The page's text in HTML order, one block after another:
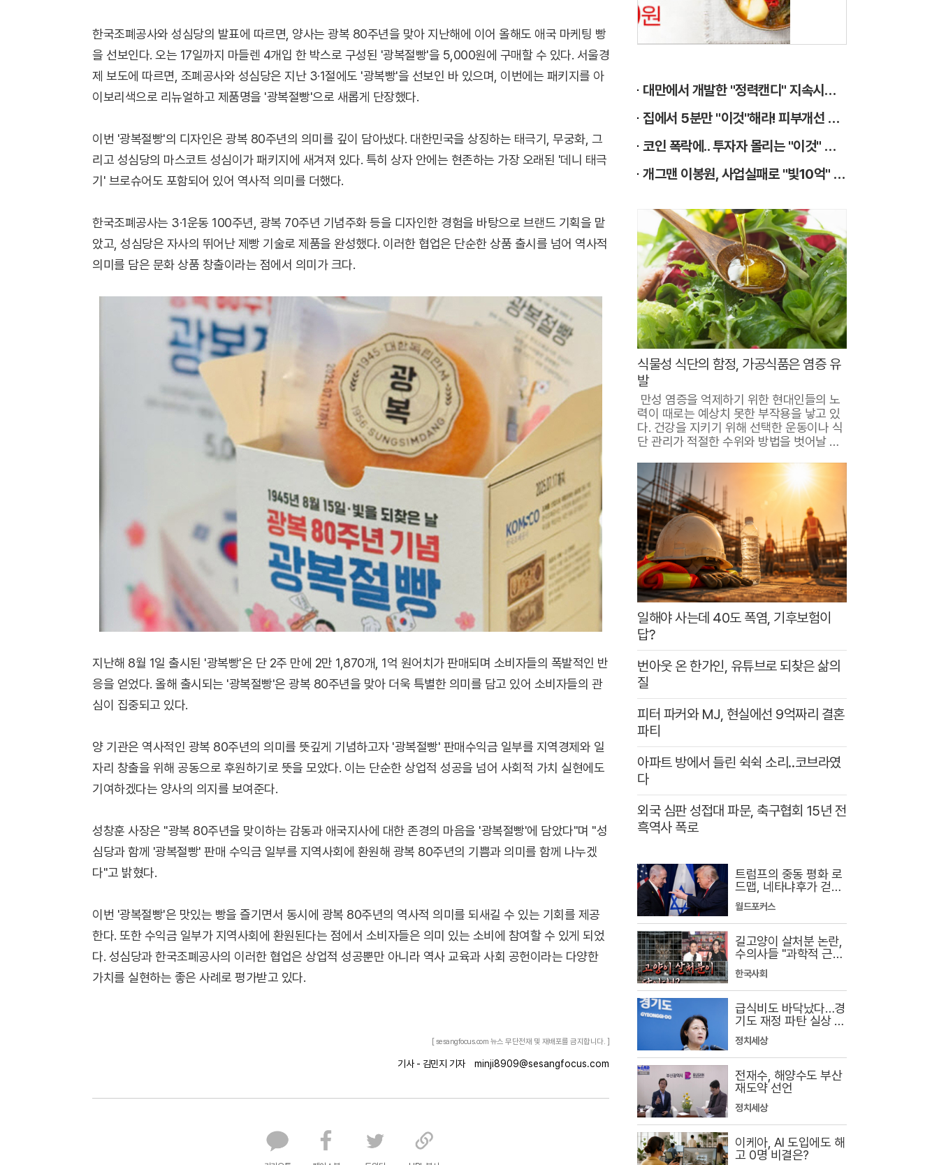
한국조폐공사와 성심당의 발표에 따르면, 양사는 광복 80주년을 맞아 지난해에 이어 올해도 애국 마케팅 빵
을 선보인다. 오는 17일까지 마들렌 4개입 한 박스로 구성된 '광복절빵'을 5,000원에 구매할 수 있다. 서울경
제 보도에 따르면, 조폐공사와 성심당은 지난 3·1절에도 '광복빵'을 선보인 바 있으며, 이번에는 패키지를 아
이보리색으로 리뉴얼하고 제품명을 '광복절빵'으로 새롭게 단장했다.
이번 '광복절빵'의 디자인은 광복 80주년의 의미를 깊이 담아냈다. 대한민국을 상징하는 태극기, 무궁화, 그
리고 성심당의 마스코트 성심이가 패키지에 새겨져 있다. 특히 상자 안에는 현존하는 가장 오래된 '데니 태극
기' 브로슈어도 포함되어 있어 역사적 의미를 더했다.
한국조폐공사는 3·1운동 100주년, 광복 70주년 기념주화 등을 디자인한 경험을 바탕으로 브랜드 기획을 맡
았고, 성심당은 자사의 뛰어난 제빵 기술로 제품을 완성했다. 이러한 협업은 단순한 상품 출시를 넘어 역사적
의미를 담은 문화 상품 창출이라는 점에서 의미가 크다.
지난해 8월 1일 출시된 '광복빵'은 단 2주 만에 2만 1,870개, 1억 원어치가 판매되며 소비자들의 폭발적인 반
응을 얻었다. 올해 출시되는 '광복절빵'은 광복 80주년을 맞아 더욱 특별한 의미를 담고 있어 소비자들의 관
심이 집중되고 있다.
양 기관은 역사적인 광복 80주년의 의미를 뜻깊게 기념하고자 '광복절빵' 판매수익금 일부를 지역경제와 일
자리 창출을 위해 공동으로 후원하기로 뜻을 모았다. 이는 단순한 상업적 성공을 넘어 사회적 가치 실현에도
기여하겠다는 양사의 의지를 보여준다.
성창훈 사장은 "광복 80주년을 맞이하는 감동과 애국지사에 대한 존경의 마음을 '광복절빵'에 담았다"며 "성
심당과 함께 '광복절빵' 판매 수익금 일부를 지역사회에 환원해 광복 80주년의 기쁨과 의미를 함께 나누겠
다"고 밝혔다.
이번 '광복절빵'은 맛있는 빵을 즐기면서 동시에 광복 80주년의 역사적 의미를 되새길 수 있는 기회를 제공
한다. 또한 수익금 일부가 지역사회에 환원된다는 점에서 소비자들은 의미 있는 소비에 참여할 수 있게 되었
다. 성심당과 한국조폐공사의 이러한 협업은 상업적 성공뿐만 아니라 역사 교육과 사회 공헌이라는 다양한
가치를 실현하는 좋은 사례로 평가받고 있다.
[ sesangfocus.com 뉴스 무단전재 및 재배포를 금지합니다. ]
기사 - 김민지 기자 minji8909@sesangfocus.com
는
8
할
에
요
지
금
그
리
팅
가
입
하
면
인
기
반
9
0
원
대만에서 개발한 "정력캔디" 지속시간 3일!! 충격!!
집에서 5분만 "이것"해라! 피부개선 효과가 바로 나타난다!!
코인 폭락에.. 투자자 몰리는 "이것" 상한가 포착해! 미리 투자..
개그맨 이봉원, 사업실패로 "빛10억" 결국…
식물성 식단의 함정, 가공식품은 염증 유
발
만성 염증을 억제하기 위한 현대인들의 노
력이 때로는 예상치 못한 부작용을 낳고 있
다. 건강을 지키기 위해 선택한 운동이나 식
단 관리가 적절한 수위와 방법을 벗어날 경
일해야 사는데 40도 폭염, 기후보험이
답?
번아웃 온 한가인, 유튜브로 되찾은 삶의
질
피터 파커와 MJ, 현실에선 9억짜리 결혼
파티
아파트 방에서 들린 쉭쉭 소리‥코브라였
다
외국 심판 성접대 파문, 축구협회 15년 전
흑역사 폭로
트럼프의 중동 평화 로
드맵, 네타냐후가 걷어
찬 이유
월드포커스
길고양이 살처분 논란,
수의사들 "과학적 근거
부족"
한국사회
급식비도 바닥났다…경
기도 재정 파탄 실상 공
개
정치세상
전재수, 해양수도 부산
재도약 선언
정치세상
이케아, AI 도입에도 해
고 0명 비결은?